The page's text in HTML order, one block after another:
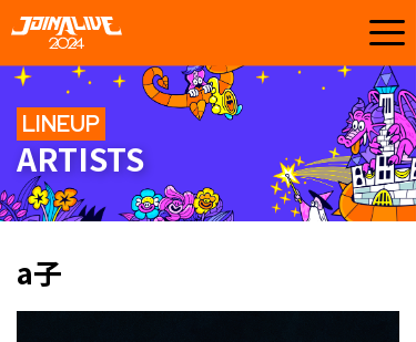
LINEUP
ARTISTS
a子